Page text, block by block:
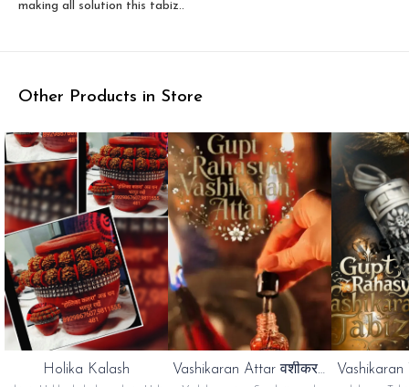
making all solution this tabiz..
Other Products in Store
Holika Kalash
🎉 New
Vashikaran Attar वशीकरण
⭐ Bestseller
Vashikaran